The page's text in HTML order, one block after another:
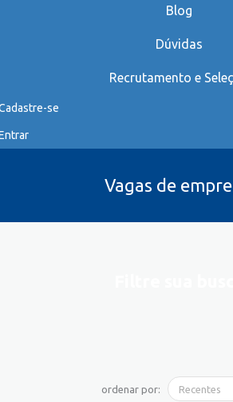
Blog
Dúvidas
Recrutamento e
se
Vagas de
ordenar por: